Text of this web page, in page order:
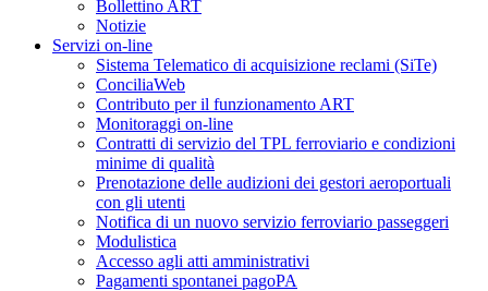
Bollettino ART
Notizie
Servizi on-line
Sistema Telematico di acquisizione reclami (SiTe)
ConciliaWeb
Contributo per il funzionamento ART
Monitoraggi on-line
Contratti di servizio del TPL ferroviario e condizioni
minime di qualità
Prenotazione delle audizioni dei gestori aeroportuali
con gli utenti
Notifica di un nuovo servizio ferroviario passeggeri
Modulistica
Accesso agli atti amministrativi
Pagamenti spontanei pagoPA